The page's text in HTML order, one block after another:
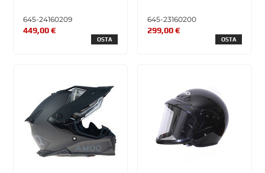
645-24160209
449,00 €
OSTA
645-23160200
299,00 €
OSTA